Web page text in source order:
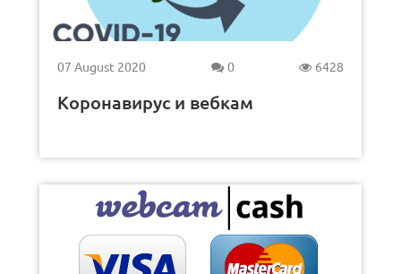
07 August 2020 0 6428
Коронавирус и вебкам